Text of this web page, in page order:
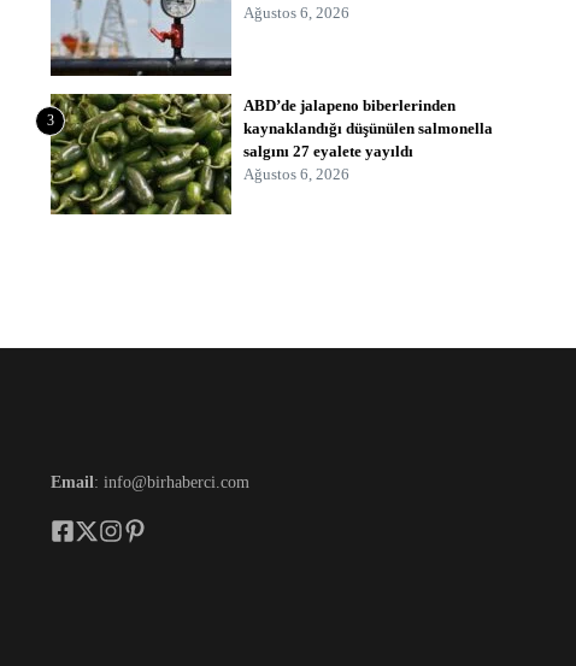
Ağustos 6, 2026
3
ABD’de jalapeno biberlerinden
kaynaklandığı düşünülen salmonella
salgını 27 eyalete yayıldı
Ağustos 6, 2026
Email : info@birhaberci.com